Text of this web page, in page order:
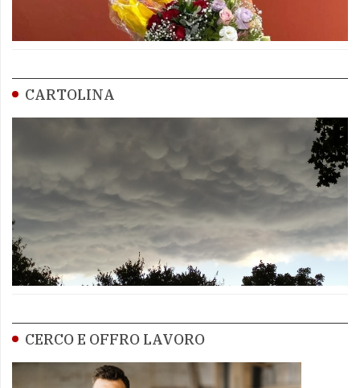
CARTOLINA
CERCO E OFFRO LAVORO